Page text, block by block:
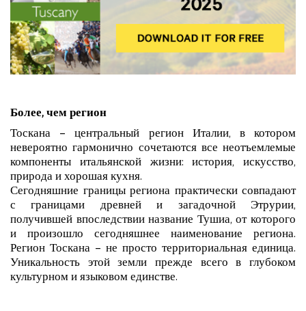
Более, чем регион
Тоскана – центральный регион Италии, в котором
невероятно гармонично сочетаются все неотъемлемые
компоненты итальянской жизни: история, искусство,
природа и хорошая кухня.
Сегодняшние границы региона практически совпадают
с границами древней и загадочной Этрурии,
получившей впоследствии название Тушиа, от которого
и произошло сегодняшнее наименование региона.
Регион Тоскана – не просто территориальная единица.
Уникальность этой земли прежде всего в глубоком
культурном и языковом единстве.